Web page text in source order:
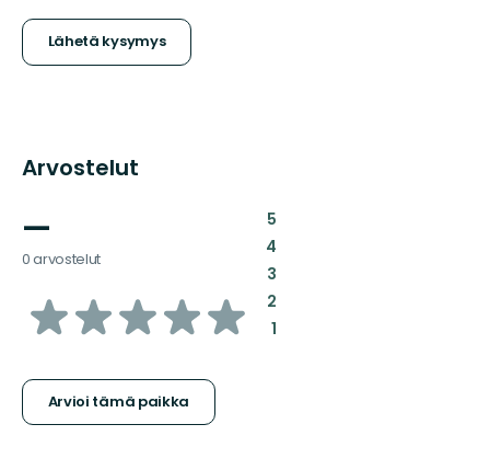
Lähetä kysymys
Arvostelut
—
0 arvostelut
/5
Arvioi tämä paikka
5:
4:
3:
2:
1: